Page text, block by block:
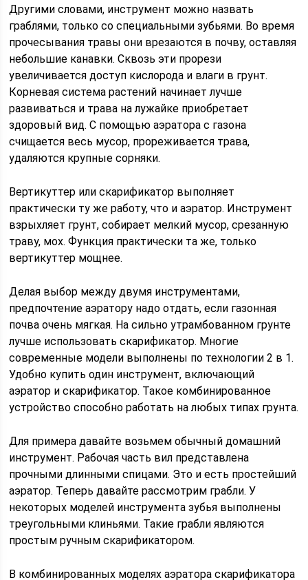
Другими словами, инструмент можно назвать
граблями, только со специальными зубьями. Во время
прочесывания травы они врезаются в почву, оставляя
небольшие канавки. Сквозь эти прорези
увеличивается доступ кислорода и влаги в грунт.
Корневая система растений начинает лучше
развиваться и трава на лужайке приобретает
здоровый вид. С помощью аэратора с газона
счищается весь мусор, прореживается трава,
удаляются крупные сорняки.
Вертикуттер или скарификатор выполняет
практически ту же работу, что и аэратор. Инструмент
взрыхляет грунт, собирает мелкий мусор, срезанную
траву, мох. Функция практически та же, только
вертикуттер мощнее.
Делая выбор между двумя инструментами,
предпочтение аэратору надо отдать, если газонная
почва очень мягкая. На сильно утрамбованном грунте
лучше использовать скарификатор. Многие
современные модели выполнены по технологии 2 в 1.
Удобно купить один инструмент, включающий
аэратор и скарификатор. Такое комбинированное
устройство способно работать на любых типах грунта.
Для примера давайте возьмем обычный домашний
инструмент. Рабочая часть вил представлена
прочными длинными спицами. Это и есть простейший
аэратор. Теперь давайте рассмотрим грабли. У
некоторых моделей инструмента зубья выполнены
треугольными клиньями. Такие грабли являются
простым ручным скарификатором.
В комбинированных моделях аэратора скарификатора